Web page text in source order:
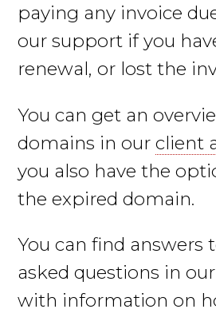
paying any invoice
our support if you
renewal, or lost the
You can get an
domains in ourclient
you also have the
the expired domain.
You can find answers
asked questions in our
with information on